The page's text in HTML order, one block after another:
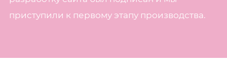
приступили к первому этапу производства.